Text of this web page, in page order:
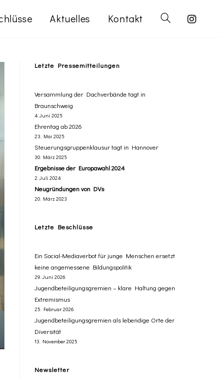
Aktuelles Kontakt
Letzte Pressemitteilungen
Versammlung der Dachverbände tagt in
Braunschweig
4. Juni 2025
Ehrentag ab 2026
23. Mai 2025
Steuerungsgruppenklausur tagt in Hannover
30. März 2025
Ergebnisse der Europawahl 2024
2. Juli 2024
Neugründungen von DVs
20. März 2023
Letzte Beschlüsse
​Ein Social-Mediaverbot für junge Menschen ersetzt ​
keine angemessene Bildungspolitik
29. Juni 2026
Jugendbeteiligungsgremien – klare Haltung gegen
Extremismus
25. Februar 2026
Jugendbeteiligungsgremien als lebendige Orte der
Diversität
13. November 2025
Newsletter